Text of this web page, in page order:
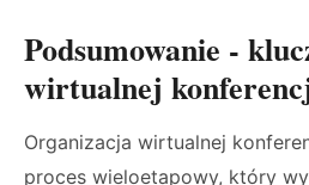
Podsumowanie -
wirtualnej
Organizacja wirtualnej
proces wieloetapowy, który